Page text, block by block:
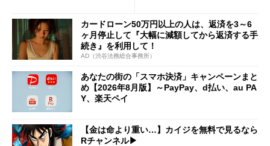
カードローン50万円以上の人は、返済を3～6
ヶ月停止して『大幅に減額してから返済する手
続き』を利用して！
AD（渋谷法務総合事務所）
あなたの街の「スマホ決済」キャンペーンまと
め【2026年8月版】～PayPay、d払い、au PA
Y、楽天ペイ
【金は命より重い…】カイジを無料で見るなら
Rチャンネル▶︎